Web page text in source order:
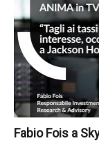
Fabio Fois a